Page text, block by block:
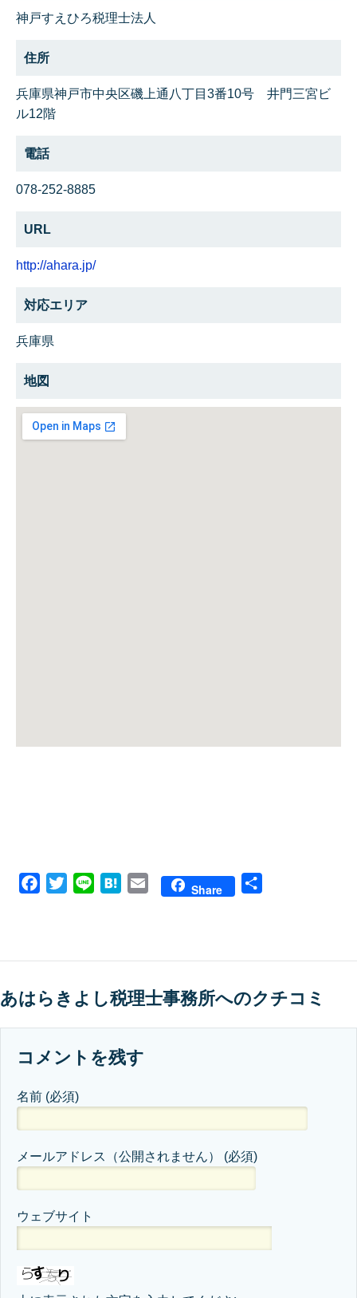
神戸すえひろ税理士法人
住所
兵庫県神戸市中央区磯上通八丁目3番10号 井門三宮ビ
ル12階
電話
078-252-8885
URL
http://ahara.jp/
対応エリア
兵庫県
地図
Facebook
Twitter Line HatenaEmail Share
あはらきよし税理士事務所へのクチコミ
コメントを残す
名前 (必須)
メールアドレス（公開されません） (必須)
ウェブサイト